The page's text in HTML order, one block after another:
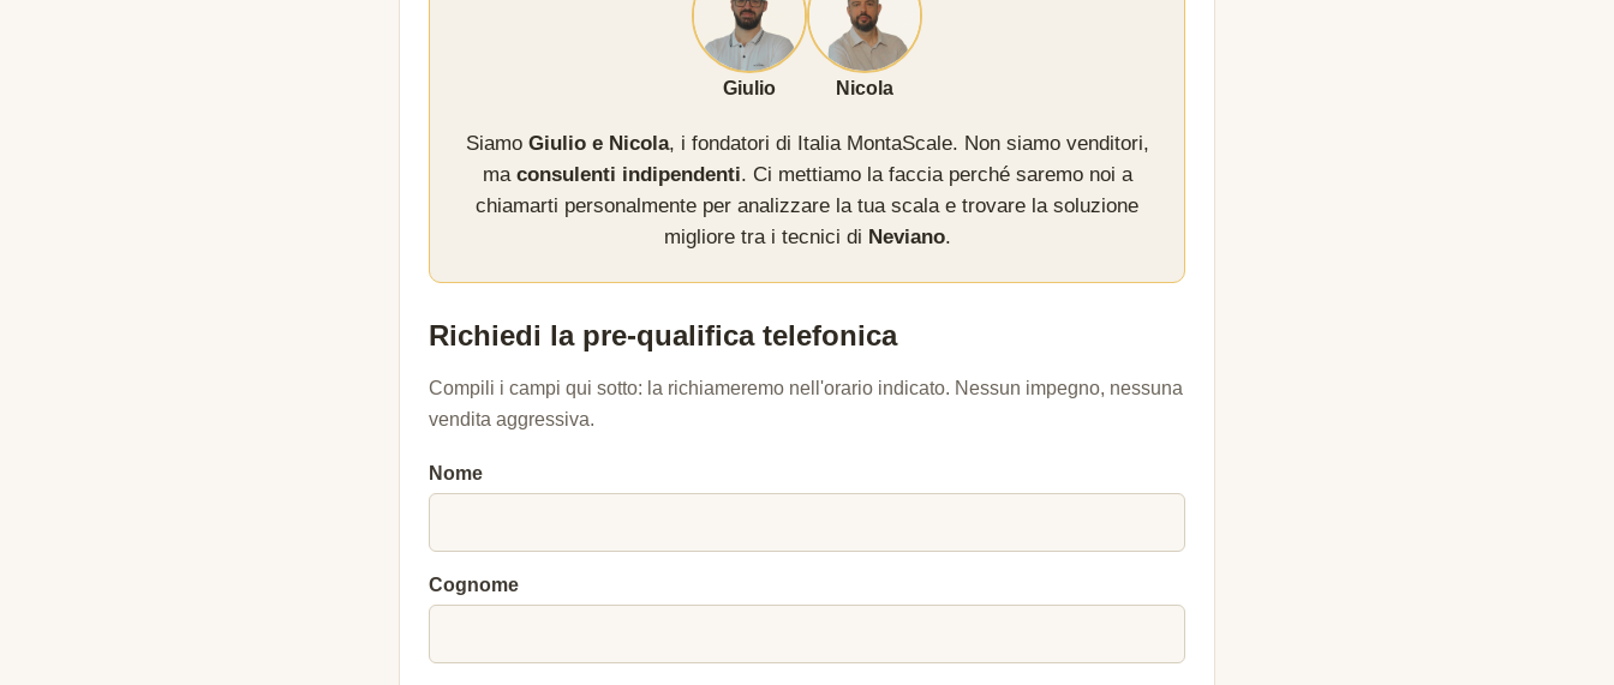
Giulio Nicola
Siamo Giulio e Nicola, i fondatori di Italia MontaScale. Non siamo venditori,
ma consulenti indipendenti. Ci mettiamo la faccia perché saremo noi a
chiamarti personalmente per analizzare la tua scala e trovare la soluzione
migliore tra i tecnici di Neviano.
Richiedi la pre-qualifica telefonica
Compili i campi qui sotto: la richiameremo nell'orario indicato. Nessun impegno, nessuna
vendita aggressiva.
Nome
Cognome